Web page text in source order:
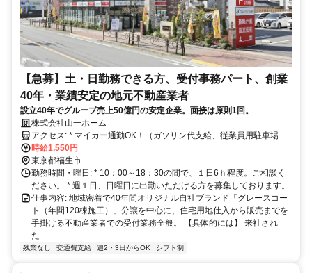
【急募】土・日勤務できる方、受付事務パート、創業
40年・業績安定の地元不動産業者
設立40年でグループ売上50億円の安定企業。面接は原則1回。
株式会社山一ホーム
アクセス: * マイカー通勤OK！（ガソリン代支給、従業員用駐車場あ
り） * 交通 ①JR青梅線「福生」駅より徒歩14分（JR「立川」駅
から「福生」駅まで乗車時間19分）、立川バス「福生第六小学校バス
停（福13）」より徒歩3分 ②JR青梅線「羽村」駅より徒歩17分
時給1,550円
東京都福生市
勤務時間・曜日: * 10：00～18：30の間で、１日6ｈ程度。ご相談く
ださい。 * 週１日、日曜日に出勤いただける方を募集しております。
仕事内容: 地域密着で40年間オリジナル自社ブランド「グレースコー
ト（年間120棟施工）」分譲を中心に、住宅用地仕入から販売までを
手掛ける不動産業者での受付業務全般。 【具体的には】 来社され
た...
残業なし 交通費支給 週2・3日からOK シフト制